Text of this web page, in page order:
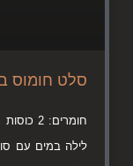
סלט חומוס
לילה במים עם